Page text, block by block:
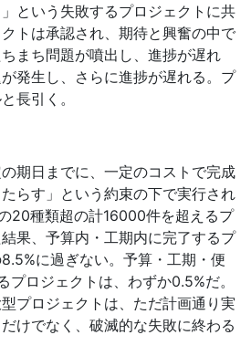
という失敗するプロジェクトに共
トは承認され、期待と興奮の中で
まち問題が噴出し、進捗が遅れ
発生し、さらに進捗が遅れる。プ
長引く。
期日までに、一定のコストで完成
らす」という約束の下で実行され
20種類超の計16000件を超えるプ
果、予算内・工期内に完了するプ
に過ぎない。予算・工期・便
プロジェクトは、わずか0.5%だ。
プロジェクトは、ただ計画通り実
けでなく、破滅的な失敗に終わる